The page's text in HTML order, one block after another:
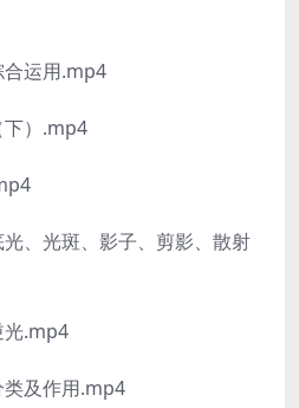
合运用.mp4
下）.mp4
、光斑、影子、剪影、散射
光.mp4
及作用.mp4